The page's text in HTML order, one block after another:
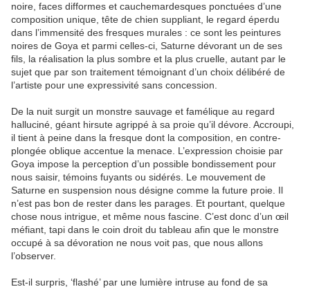
noire, faces difformes et cauchemardesques ponctuées d’une
composition unique, tête de chien suppliant, le regard éperdu
dans l’immensité des fresques murales : ce sont les peintures
noires de Goya et parmi celles-ci, Saturne dévorant un de ses
fils, la réalisation la plus sombre et la plus cruelle, autant par le
sujet que par son traitement témoignant d’un choix délibéré de
l’artiste pour une expressivité sans concession.
De la nuit surgit un monstre sauvage et famélique au regard
halluciné, géant hirsute agrippé à sa proie qu’il dévore. Accroupi,
il tient à peine dans la fresque dont la composition, en contre-
plongée oblique accentue la menace. L’expression choisie par
Goya impose la perception d’un possible bondissement pour
nous saisir, témoins fuyants ou sidérés. Le mouvement de
Saturne en suspension nous désigne comme la future proie. Il
n’est pas bon de rester dans les parages. Et pourtant, quelque
chose nous intrigue, et même nous fascine. C’est donc d’un œil
méfiant, tapi dans le coin droit du tableau afin que le monstre
occupé à sa dévoration ne nous voit pas, que nous allons
l’observer.
Est-il surpris, ‘flashé’ par une lumière intruse au fond de sa